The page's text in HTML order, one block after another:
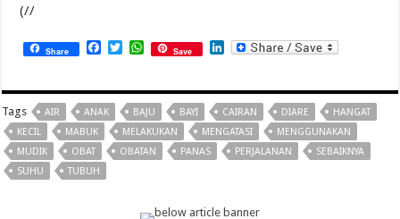
(//
Share Facebook
TwitterWhatsApp
Save LinkedIn
Tags AIR ANAK BAJU BAYI CAIRAN DIARE
HANGAT
KECIL
MABUK MELAKUKAN MENGATASI
MENGGUNAKAN
MUDIK
OBAT OBATAN PANAS PERJALANAN
SEBAIKNYA
SUHU
TUBUH